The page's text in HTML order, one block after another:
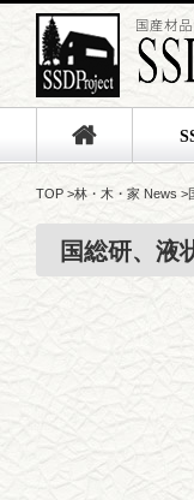
TOP >林・木・家 News >
国総研、液